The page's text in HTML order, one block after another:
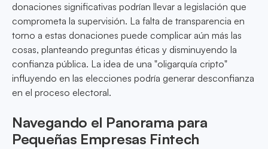
donaciones significativas podrían llevar a legislación que
comprometa la supervisión. La falta de transparencia en
torno a estas donaciones puede complicar aún más las
cosas, planteando preguntas éticas y disminuyendo la
confianza pública. La idea de una "oligarquía cripto"
influyendo en las elecciones podría generar desconfianza
en el proceso electoral.
Navegando el Panorama para
Pequeñas Empresas Fintech